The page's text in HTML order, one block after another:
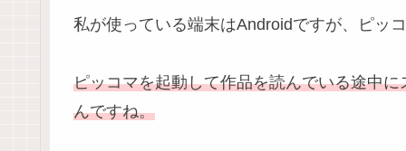
私が使っている端末はAndroidですが、ピッ
ピッコマを起動して作品を読んでいる途中
んですね。